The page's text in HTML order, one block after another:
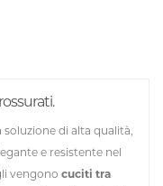
soluzione di alta qualità,
e resistente nel
vengono cuciti tra